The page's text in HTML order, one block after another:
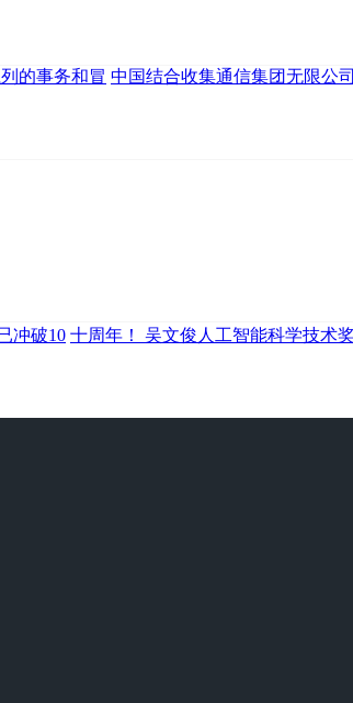
的事务和冒 中国结合收集通信集团无限公
冲破10 十周年！ 吴文俊人工智能科学技术